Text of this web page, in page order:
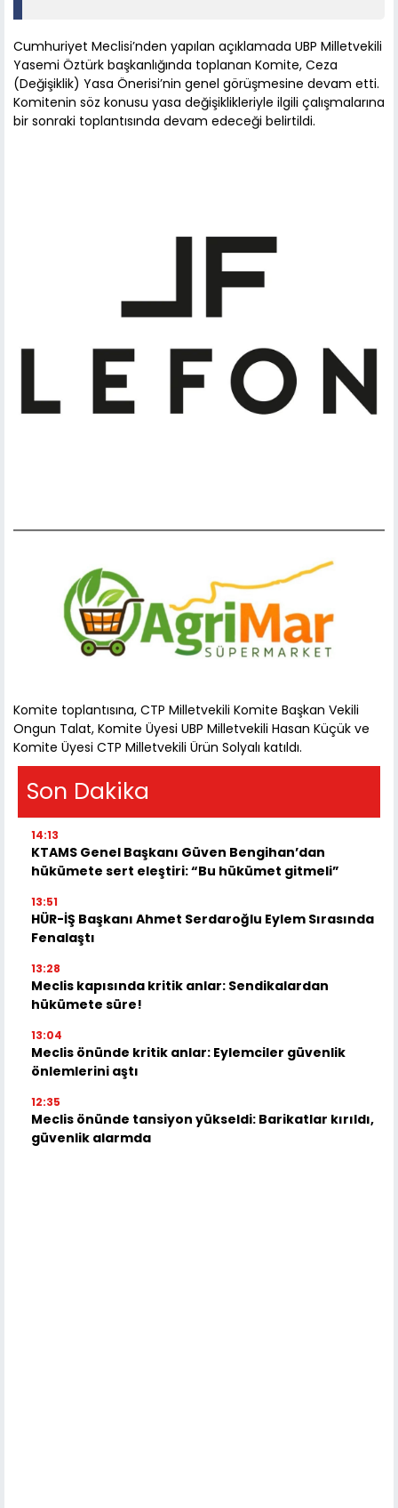
Cumhuriyet Meclisi’nden yapılan açıklamada UBP Milletvekili
Yasemi Öztürk başkanlığında toplanan Komite, Ceza
(Değişiklik) Yasa Önerisi’nin genel görüşmesine devam etti.
Komitenin söz konusu yasa değişiklikleriyle ilgili çalışmalarına
bir sonraki toplantısında devam edeceği belirtildi.
Komite toplantısına, CTP Milletvekili Komite Başkan Vekili
Ongun Talat, Komite Üyesi UBP Milletvekili Hasan Küçük ve
Komite Üyesi CTP Milletvekili Ürün Solyalı katıldı.
Son Dakika
14:13
KTAMS Genel Başkanı Güven Bengihan’dan
hükümete sert eleştiri: “Bu hükümet gitmeli”
13:51
HÜR-İŞ Başkanı Ahmet Serdaroğlu Eylem Sırasında
Fenalaştı
13:28
Meclis kapısında kritik anlar: Sendikalardan
hükümete süre!
13:04
Meclis önünde kritik anlar: Eylemciler güvenlik
önlemlerini aştı
12:35
Meclis önünde tansiyon yükseldi: Barikatlar kırıldı,
güvenlik alarmda